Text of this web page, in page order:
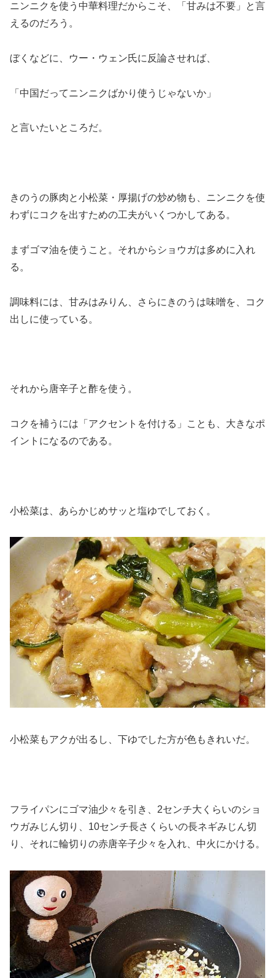
ニンニクを使う中華料理だからこそ、「甘みは不要」と言
えるのだろう。
ぼくなどに、ウー・ウェン氏に反論させれば、
「中国だってニンニクばかり使うじゃないか」
と言いたいところだ。
きのうの豚肉と小松菜・厚揚げの炒め物も、ニンニクを使
わずにコクを出すための工夫がいくつかしてある。
まずゴマ油を使うこと。それからショウガは多めに入れ
る。
調味料には、甘みはみりん、さらにきのうは味噌を、コク
出しに使っている。
それから唐辛子と酢を使う。
コクを補うには「アクセントを付ける」ことも、大きなポ
イントになるのである。
小松菜は、あらかじめサッと塩ゆでしておく。
小松菜もアクが出るし、下ゆでした方が色もきれいだ。
フライパンにゴマ油少々を引き、2センチ大くらいのショ
ウガみじん切り、10センチ長さくらいの長ネギみじん切
り、それに輪切りの赤唐辛子少々を入れ、中火にかける。